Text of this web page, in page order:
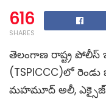
616
SHARES
తెలంగాణ రాష్ట్ర పోలీస్
(TSPICCC)లో
మహమూద్ అలీ, ఎక్సైజ్